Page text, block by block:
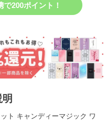
200ポイント！
ト キャンディーマジック ワ